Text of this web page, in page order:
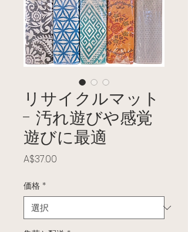
リサイクルマット
- 汚れ遊びや感覚
遊びに最適
A$37.00
価格 *